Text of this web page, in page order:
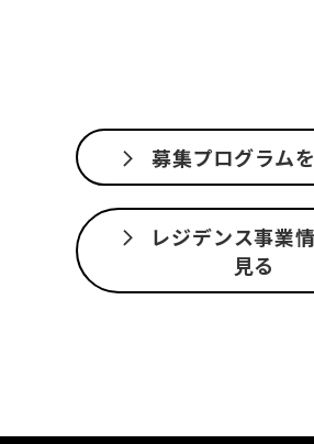
募集プログラム
レジデンス事業
見る